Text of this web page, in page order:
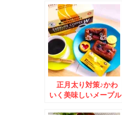
正月太り対策♪かわ
いく美味しいメープル